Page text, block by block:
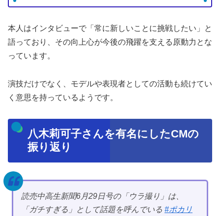
本人はインタビューで「常に新しいことに挑戦したい」と
語っており、その向上心が今後の飛躍を支える原動力とな
っています。
演技だけでなく、モデルや表現者としての活動も続けてい
く意思を持っているようです。
八木莉可子さんを有名にしたCMの
振り返り
読売中高生新聞6月29日号の「ウラ撮り」は、
「ガチすぎる」として話題を呼んでいる #ポカリ